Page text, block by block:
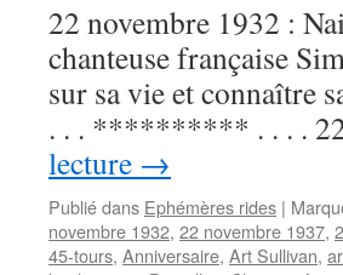
22 novembre 1932 :
chanteuse française
sur sa vie et connaître
. . . ********** . . . .
lecture →
Publié dans Ephémères rides |
novembre 1932, 22 novembre 1937,
45-tours, Anniversaire, Art Sullivan,